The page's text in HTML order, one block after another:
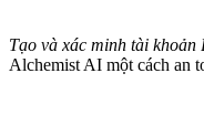
Tạo và xác minh tài khoản
Alchemist AI một cách an